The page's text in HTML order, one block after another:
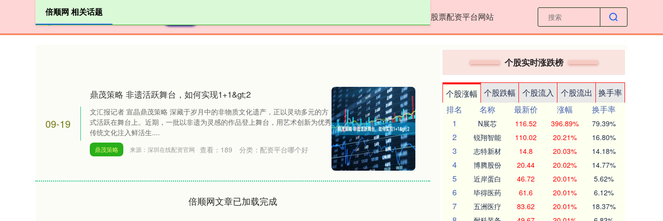
股票配资平台网站
倍顺网 相关话题
09-19
鼎茂策略 非遗活跃舞台，如何实现1+1&gt;2
文汇报记者 宣晶鼎茂策略 深藏于岁月中的非物质文化遗产，正以灵动多元的方
式活跃在舞台上。近期，一批以非遗为灵感的作品登上舞台，用艺术创新为优秀
传统文化注入鲜活生....
鼎茂策略 来源：深圳在线配资官网 查看： 189 分类： 配资平台哪个好
倍顺网文章已加载完成
个股实时涨跌榜
个股涨幅 个股跌幅 个股流入 个股流出
换手率
排名
名称 最新价 涨幅
换手率
1
N展芯 116.52 396.89% 79.39%
2 锐翔智能 110.02 20.21% 16.80%
3 志特新材 14.8 20.03% 14.18%
4 博腾股份 20.44 20.02% 14.77%
5 近岸蛋白 46.72 20.01% 5.62%
6 毕得医药 61.6 20.01% 6.12%
7 五洲医疗 83.62 20.01% 18.37%